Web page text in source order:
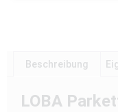
Beschreibung
LOBA